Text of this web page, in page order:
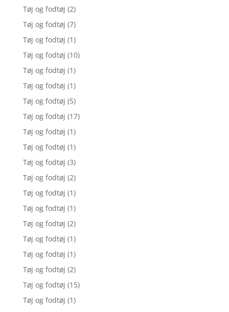
Tøj og fodtøj (2)
Tøj og fodtøj (7)
Tøj og fodtøj (1)
Tøj og fodtøj (10)
Tøj og fodtøj (1)
Tøj og fodtøj (1)
Tøj og fodtøj (5)
Tøj og fodtøj (17)
Tøj og fodtøj (1)
Tøj og fodtøj (1)
Tøj og fodtøj (3)
Tøj og fodtøj (2)
Tøj og fodtøj (1)
Tøj og fodtøj (1)
Tøj og fodtøj (2)
Tøj og fodtøj (1)
Tøj og fodtøj (1)
Tøj og fodtøj (2)
Tøj og fodtøj (15)
Tøj og fodtøj (1)